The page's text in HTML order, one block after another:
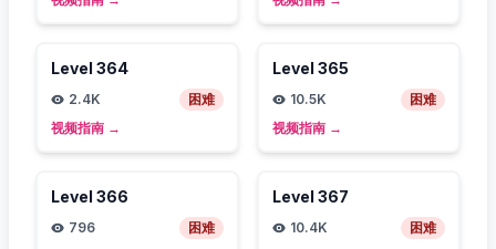
Level 364
2.4K
困难
视频指南 →
Level 365
10.5K
困难
视频指南 →
Level 366
796
困难
Level 367
10.4K
困难